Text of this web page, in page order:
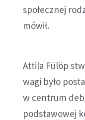
społecznej
mówił.
Attila Fülöp
wagi było
w centrum
podstawowej